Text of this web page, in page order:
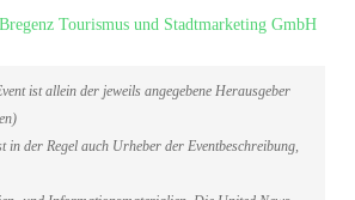
Tourismus und Stadtmarketing GmbH
ist allein der jeweils angegebene Herausgeber
in der Regel auch Urheber der Eventbeschreibung,